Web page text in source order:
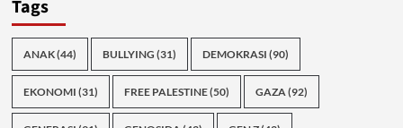
Tags
ANAK(44) BULLYING (31) DEMOKRASI (90)
EKONOMI (31) FREE PALESTINE(50) GAZA(92)